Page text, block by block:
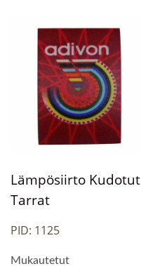
Lämpösiirto Kudotut
Tarrat
PID: 1125
Mukautetut